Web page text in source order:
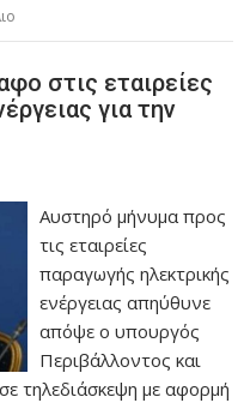
στις εταιρείες
για την
Αυστηρό μήνυμα προς
τις εταιρείες
παραγωγής ηλεκτρικής
ενέργειας απηύθυνε
απόψε ο υπουργός
Περιβάλλοντος και
τηλεδιάσκεψη με αφορμή